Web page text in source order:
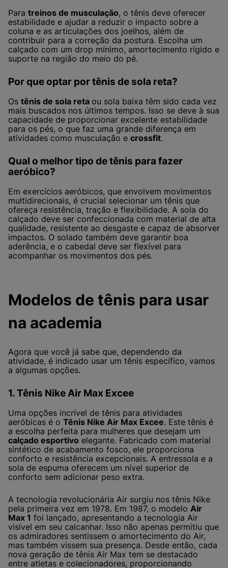
Para treinos de musculação, o tênis deve oferecer
estabilidade e ajudar a reduzir o impacto sobre a
coluna e as articulações dos joelhos, além de
contribuir para a correção da postura. Escolha um
calçado com um drop mínimo, amortecimento rígido e
suporte na região do meio do pé.
Por que optar por tênis de sola reta?
Os tênis de sola reta ou sola baixa têm sido cada vez
mais buscados nos últimos tempos. Isso se deve à sua
capacidade de proporcionar excelente estabilidade
para os pés, o que faz uma grande diferença em
atividades como musculação e crossfit.
Qual o melhor tipo de tênis para fazer
aeróbico?
Em exercícios aeróbicos, que envolvem movimentos
multidirecionais, é crucial selecionar um tênis que
ofereça resistência, tração e flexibilidade. A sola do
calçado deve ser confeccionada com material de alta
qualidade, resistente ao desgaste e capaz de absorver
impactos. O solado também deve garantir boa
aderência, e o cabedal deve ser flexível para
acompanhar os movimentos dos pés.
Modelos de tênis para usar
na academia
Agora que você já sabe que, dependendo da
atividade, é indicado usar um tênis específico, vamos
a algumas opções.
1. Tênis Nike Air Max Excee
Uma opções incrível de tênis para atividades
aeróbicas é o Tênis Nike Air Max Excee. Este tênis é
a escolha perfeita para mulheres que desejam um
calçado esportivo elegante. Fabricado com material
sintético de acabamento fosco, ele proporciona
conforto e resistência excepcionais. A entressola e a
sola de espuma oferecem um nível superior de
conforto sem adicionar peso extra.
A tecnologia revolucionária Air surgiu nos tênis Nike
pela primeira vez em 1978. Em 1987, o modelo Air
Max 1 foi lançado, apresentando a tecnologia Air
visível em seu calcanhar. Isso não apenas permitiu que
os admiradores sentissem o amortecimento do Air,
mas também vissem sua presença. Desde então, cada
nova geração de tênis Air Max tem se destacado
entre atletas e colecionadores, proporcionando